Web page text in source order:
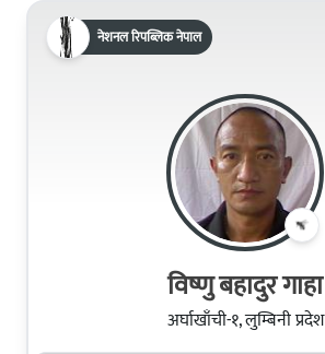
नेशनल रिपब्लिक नेपाल
विष्णु बहादुर गाहा
अर्घाखाँची-१, लुम्बिनी प्रदेश